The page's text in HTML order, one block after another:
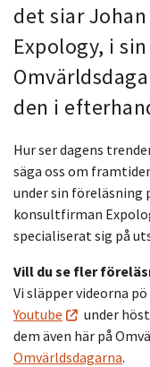
det siar
Expology, i
den i
Hur ser dagens
säga oss om
under sin föreläsning
konsultfirman
specialiserat sig på
Vill du se fler
Vi släpper videorna
Youtube
under
dem även här på
Omvärldsdagarna.